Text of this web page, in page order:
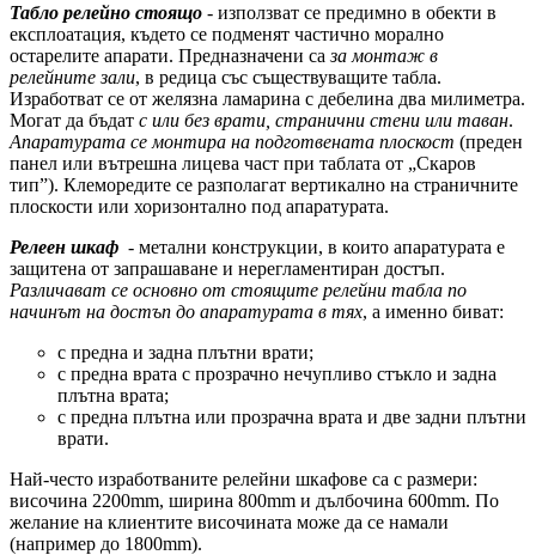
Табло релейно стоящо - използват се предимно в обекти в
експлоатация, където се подменят частично морално
остарелите апарати. Предназначени саза монтаж в
релейните зали, в редица със съществуващите табла.
Изработват се от желязна ламарина с дебелина два милиметра.
Могат да бъдат с или без врати, странични стени или таван.
Апаратурата се монтира на подготвената плоскост (преден
панел или вътрешна лицева част при таблата от „Скаров
тип”). Клеморедите се разполагат вертикално на страничните
плоскости или хоризонтално под апаратурата.
Релеен шкаф - метални конструкции, в които апаратурата е
защитена от запрашаване и нерегламентиран достъп.
Различават се основно от стоящите релейни табла по
начинът на достъп до апаратурата в тях, а именно биват:
с предна и задна плътни врати;
с предна врата с прозрачно нечупливо стъкло и задна
плътна врата;
с предна плътна или прозрачна врата и две задни плътни
врати.
Най-често изработваните релейни шкафове са с размери:
височина 2200mm, ширина 800mm и дълбочина 600mm. По
желание на клиентите височината може да се намали
(например до 1800mm).